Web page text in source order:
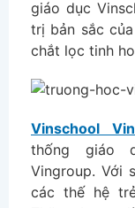
giáo dục
trị bản sắc
chắt lọc tinh
Vinschool
thống giáo
Vingroup. Với
các thế hệ